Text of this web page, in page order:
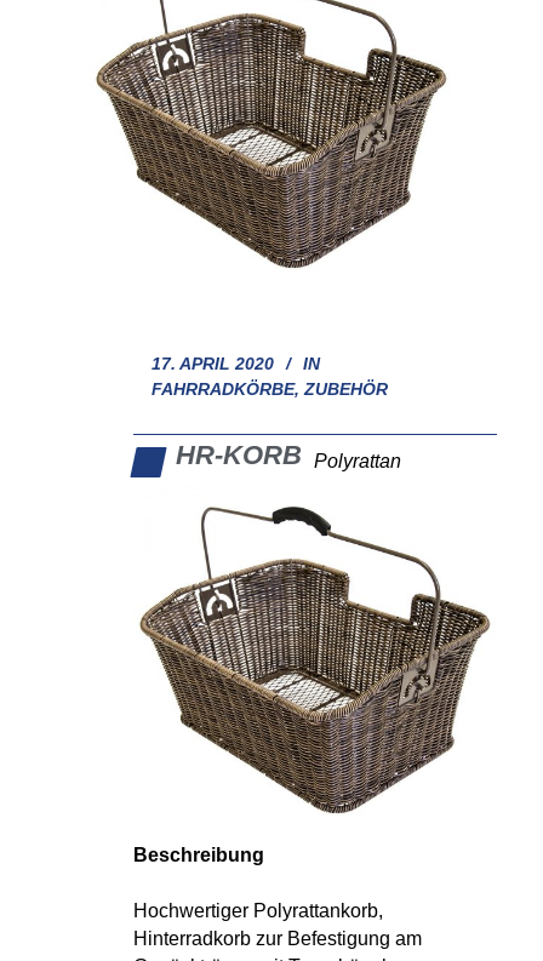
17. APRIL 2020
IN
FAHRRADKÖRBE, ZUBEHÖR
HR-KORB Polyrattan
Beschreibung
Hochwertiger Polyrattankorb,
Hinterradkorb zur Befestigung am